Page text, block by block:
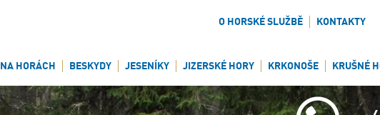
O HORSKÉ SLUŽBĚ KONTAKTY
NA HORÁCH BESKYDY JESENÍKY JIZERSKÉ HORY KRKONOŠE KRUŠNÉ